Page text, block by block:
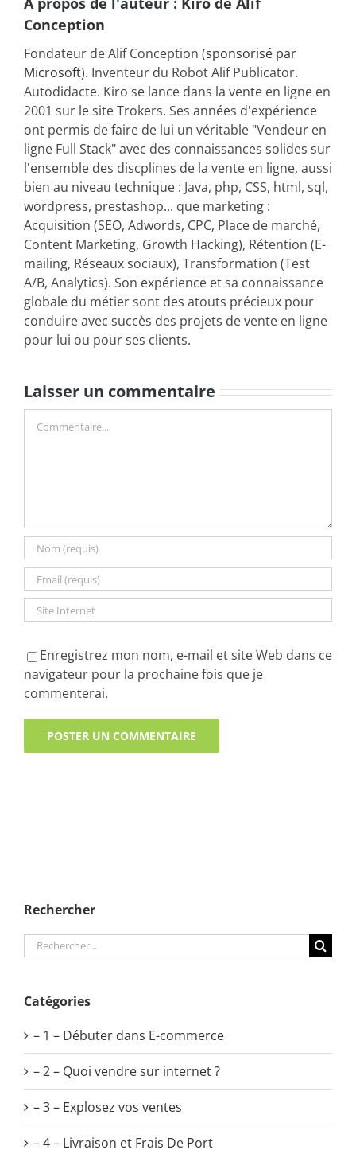
Conception
Fondateur de Alif Conception (sponsorisé par
Microsoft). Inventeur du Robot Alif Publicator.
Autodidacte. Kiro se lance dans la vente en ligne en
2001 sur le site Trokers. Ses années d'expérience
ont permis de faire de lui un véritable "Vendeur en
ligne Full Stack" avec des connaissances solides sur
l'ensemble des discplines de la vente en ligne, aussi
bien au niveau technique : Java, php, CSS, html, sql,
wordpress, prestashop... que marketing :
Acquisition (SEO, Adwords, CPC, Place de marché,
Content Marketing, Growth Hacking), Rétention (E-
mailing, Réseaux sociaux), Transformation (Test
A/B, Analytics). Son expérience et sa connaissance
globale du métier sont des atouts précieux pour
conduire avec succès des projets de vente en ligne
pour lui ou pour ses clients.
Laisser un commentaire
Enregistrez mon nom, e-mail et site Web dans ce
navigateur pour la prochaine fois que je
commenterai.
Rechercher
Rechercher:
Catégories
– 1 – Débuter dans E-commerce
– 2 – Quoi vendre sur internet ?
– 3 – Explosez vos ventes
– 4 – Livraison et Frais De Port